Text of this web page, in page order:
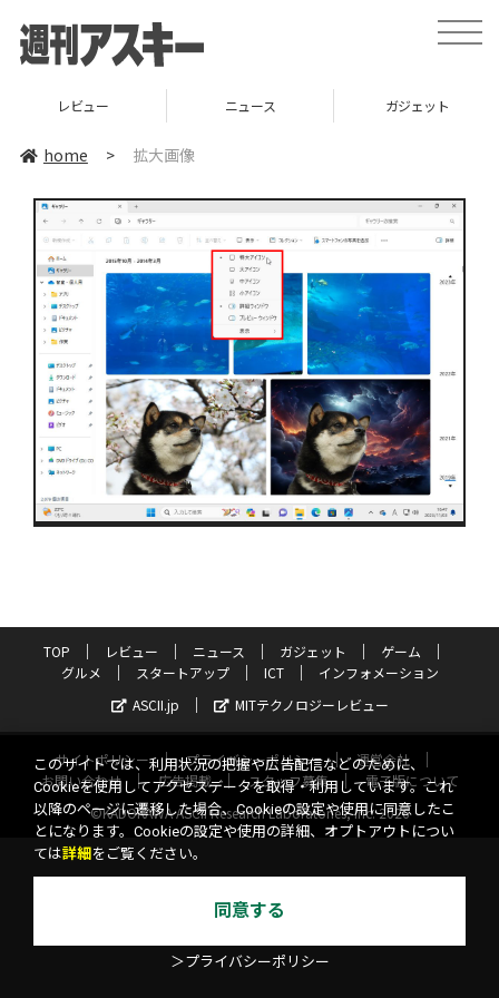
toggle
レビュー ニュース ガジェット
home > 拡大画像
TOP レビュー ニュース ガジェット
ゲーム
グルメ
スタートアップ ICT
インフォメーション
ASCII.jp
MITテクノロジーレビュー
サイトポリシー プライバシーポリシー
運営会社
お問い合わせ
広告掲載 スタッフ募集
電子版について
©KADOKAWA ASCII Research Laboratories, Inc. 2026
このサイトでは、利用状況の把握や広告配信などのために、
Cookieを使用してアクセスデータを取得・利用しています。これ
以降のページに遷移した場合、Cookieの設定や使用に同意したこ
とになります。Cookieの設定や使用の詳細、オプトアウトについ
ては詳細 をご覧ください。
同意する
＞プライバシーポリシー